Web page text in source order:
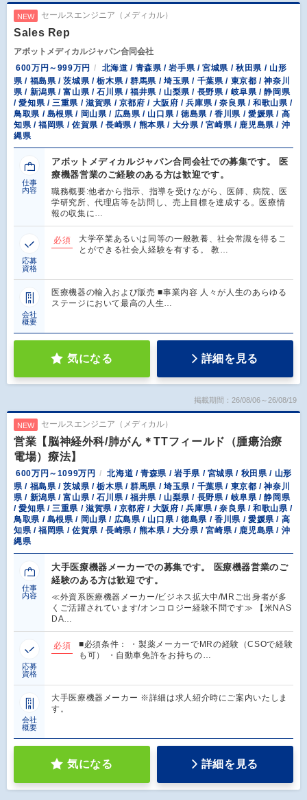
NEW セールスエンジニア（メディカル）
Sales Rep
アボットメディカルジャパン合同会社
600万円～999万円
北海道 / 青森県 / 岩手県 / 宮城県 / 秋田県 / 山形
県 / 福島県 / 茨城県 / 栃木県 / 群馬県 / 埼玉県 / 千葉県 / 東京都 / 神奈川
県 / 新潟県 / 富山県 / 石川県 / 福井県 / 山梨県 / 長野県 / 岐阜県 / 静岡県
/ 愛知県 / 三重県 / 滋賀県 / 京都府 / 大阪府 / 兵庫県 / 奈良県 / 和歌山県 /
鳥取県 / 島根県 / 岡山県 / 広島県 / 山口県 / 徳島県 / 香川県 / 愛媛県 / 高
知県 / 福岡県 / 佐賀県 / 長崎県 / 熊本県 / 大分県 / 宮崎県 / 鹿児島県 / 沖
縄県
仕事
内容
アボットメディカルジャパン合同会社での募集です。 医
療機器営業のご経験のある方は歓迎です。
職務概要:他者から指示、指導を受けながら、医師、病院、医
学研究所、代理店等を訪問し、売上目標を達成する。医療情
報の収集に…
応募
資格
必須
大学卒業あるいは同等の一般教養、社会常識を得るこ
とができる社会人経験を有する。 教…
会社
概要
医療機器の輸入および販売 ■事業内容 人々が人生のあらゆる
ステージにおいて最高の人生…
気になる 詳細を見る
掲載期間：26/08/06～26/08/19
NEW セールスエンジニア（メディカル）
営業【脳神経外科/肺がん＊TTフィールド（腫瘍治療
電場）療法】
600万円～1099万円
北海道 / 青森県 / 岩手県 / 宮城県 / 秋田県 / 山形
県 / 福島県 / 茨城県 / 栃木県 / 群馬県 / 埼玉県 / 千葉県 / 東京都 / 神奈川
県 / 新潟県 / 富山県 / 石川県 / 福井県 / 山梨県 / 長野県 / 岐阜県 / 静岡県
/ 愛知県 / 三重県 / 滋賀県 / 京都府 / 大阪府 / 兵庫県 / 奈良県 / 和歌山県 /
鳥取県 / 島根県 / 岡山県 / 広島県 / 山口県 / 徳島県 / 香川県 / 愛媛県 / 高
知県 / 福岡県 / 佐賀県 / 長崎県 / 熊本県 / 大分県 / 宮崎県 / 鹿児島県 / 沖
縄県
仕事
内容
大手医療機器メーカーでの募集です。 医療機器営業のご
経験のある方は歓迎です。
≪外資系医療機器メーカー/ビジネス拡大中/MRご出身者が多
くご活躍されています/オンコロジー経験不問です≫ 【米NAS
DA…
応募
資格
必須
■必須条件： ・製薬メーカーでMRの経験（CSOで経験
も可） ・自動車免許をお持ちの…
会社
概要
大手医療機器メーカー ※詳細は求人紹介時にご案内いたしま
す。
気になる 詳細を見る